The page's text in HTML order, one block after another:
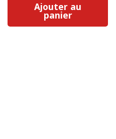
Ajouter au
panier